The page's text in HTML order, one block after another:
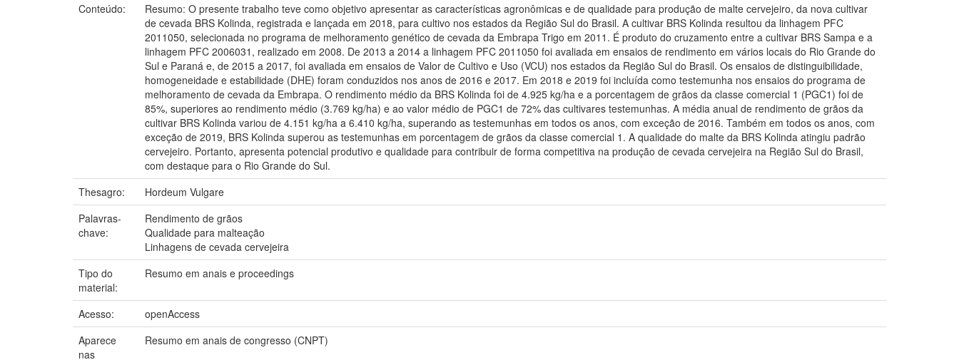
Conteúdo:
Resumo: O presente trabalho teve como objetivo apresentar as características agronômicas e de qualidade para produção de malte cervejeiro, da nova cultivar
de cevada BRS Kolinda, registrada e lançada em 2018, para cultivo nos estados da Região Sul do Brasil. A cultivar BRS Kolinda resultou da linhagem PFC
2011050, selecionada no programa de melhoramento genético de cevada da Embrapa Trigo em 2011. É produto do cruzamento entre a cultivar BRS Sampa e a
linhagem PFC 2006031, realizado em 2008. De 2013 a 2014 a linhagem PFC 2011050 foi avaliada em ensaios de rendimento em vários locais do Rio Grande do
Sul e Paraná e, de 2015 a 2017, foi avaliada em ensaios de Valor de Cultivo e Uso (VCU) nos estados da Região Sul do Brasil. Os ensaios de distinguibilidade,
homogeneidade e estabilidade (DHE) foram conduzidos nos anos de 2016 e 2017. Em 2018 e 2019 foi incluída como testemunha nos ensaios do programa de
melhoramento de cevada da Embrapa. O rendimento médio da BRS Kolinda foi de 4.925 kg/ha e a porcentagem de grãos da classe comercial 1 (PGC1) foi de
85%, superiores ao rendimento médio (3.769 kg/ha) e ao valor médio de PGC1 de 72% das cultivares testemunhas. A média anual de rendimento de grãos da
cultivar BRS Kolinda variou de 4.151 kg/ha a 6.410 kg/ha, superando as testemunhas em todos os anos, com exceção de 2016. Também em todos os anos, com
exceção de 2019, BRS Kolinda superou as testemunhas em porcentagem de grãos da classe comercial 1. A qualidade do malte da BRS Kolinda atingiu padrão
cervejeiro. Portanto, apresenta potencial produtivo e qualidade para contribuir de forma competitiva na produção de cevada cervejeira na Região Sul do Brasil,
com destaque para o Rio Grande do Sul.
Thesagro:
Hordeum Vulgare
Palavras-
chave:
Rendimento de grãos
Qualidade para malteação
Linhagens de cevada cervejeira
Tipo do
material:
Resumo em anais e proceedings
Acesso:
openAccess
Aparece
nas
Resumo em anais de congresso (CNPT)